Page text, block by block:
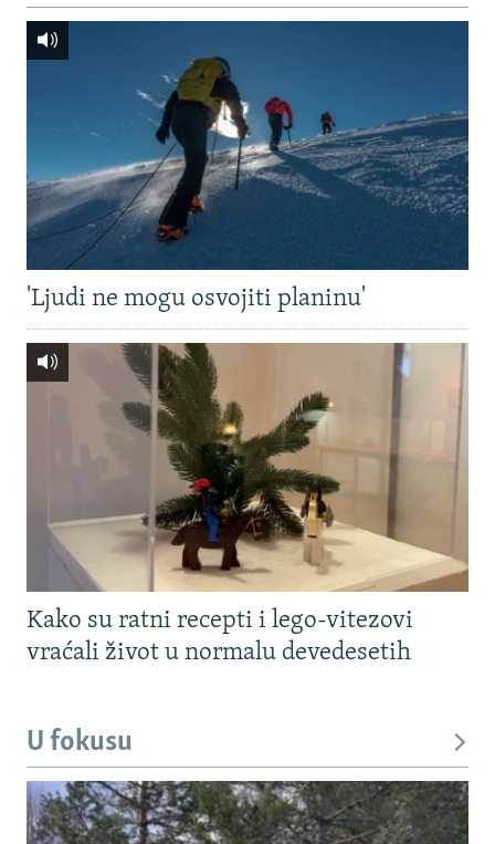
'Ljudi ne mogu osvojiti planinu'
Kako su ratni recepti i lego-vitezovi
vraćali život u normalu devedesetih
U fokusu